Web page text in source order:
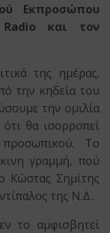
Εκπροσώπου
Radio και τον
της ημέρας.
την κηδεία του
την ομιλία
θα ισορροπεί
Το
γραμμή, πού
Κώστας Σημίτης
της Ν.Δ..
το αμφισβητεί